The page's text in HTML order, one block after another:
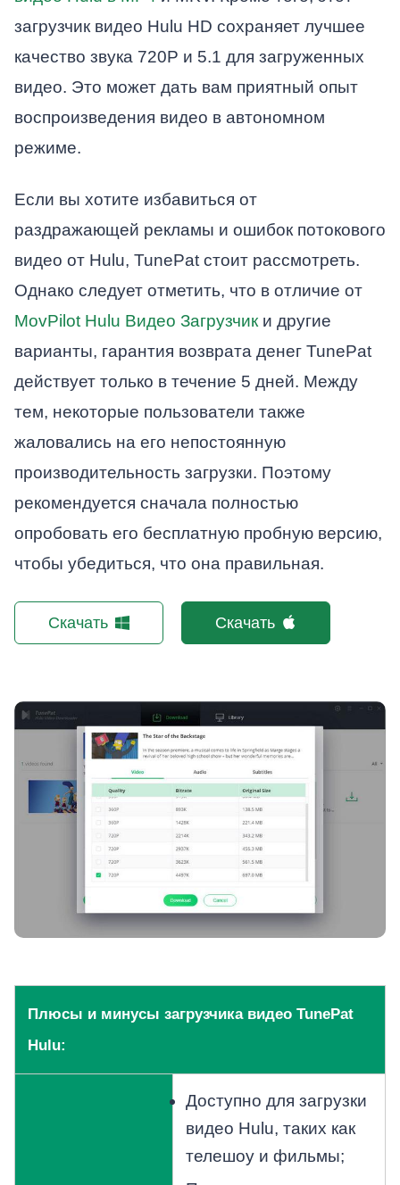
загрузчик видео Hulu HD сохраняет лучшее
качество звука 720P и 5.1 для загруженных
видео. Это может дать вам приятный опыт
воспроизведения видео в автономном
режиме.
Если вы хотите избавиться от
раздражающей рекламы и ошибок потокового
видео от Hulu, TunePat стоит рассмотреть.
Однако следует отметить, что в отличие от
MovPilot Hulu Видео Загрузчики другие
варианты, гарантия возврата денег TunePat
действует только в течение 5 дней. Между
тем, некоторые пользователи также
жаловались на его непостоянную
производительность загрузки. Поэтому
рекомендуется сначала полностью
опробовать его бесплатную пробную версию,
чтобы убедиться, что она правильная.
Скачать Скачать
Плюсы и минусы загрузчика видео TunePat
Hulu:
Доступно для загрузки
видео Hulu, таких как
телешоу и фильмы;